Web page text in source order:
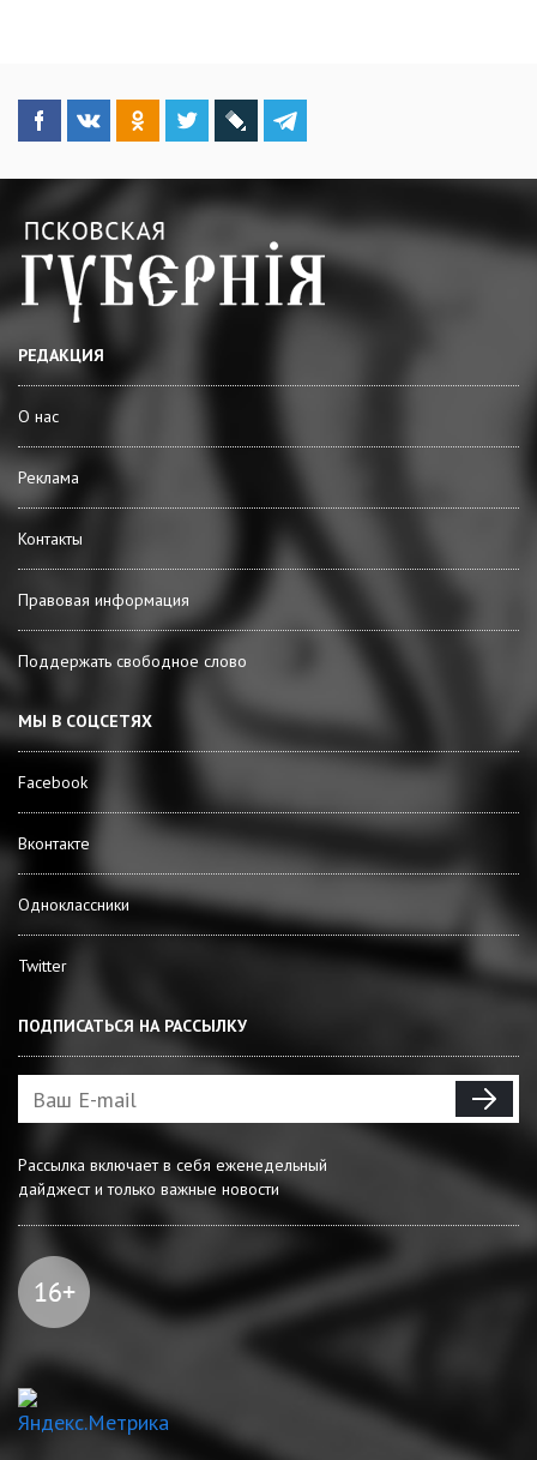
РЕДАКЦИЯ
О нас
Реклама
Контакты
Правовая информация
Поддержать свободное слово
МЫ В СОЦСЕТЯХ
Facebook
Вконтакте
Одноклассники
Twitter
ПОДПИСАТЬСЯ НА РАССЫЛКУ
Рассылка включает в себя еженедельный
дайджест и только важные новости